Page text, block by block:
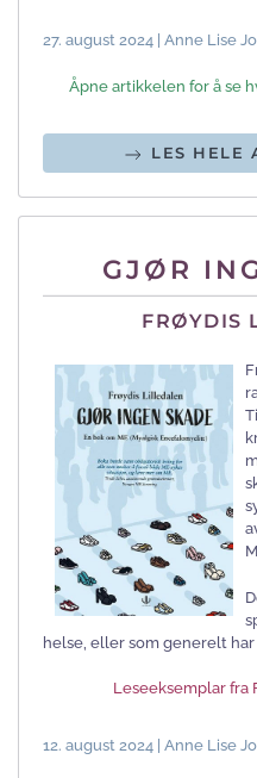
27. august 2024 | Anne Lise
Åpne artikkelen for å se
LES HELE
GJØR
FRØYDIS
helse, eller som generelt
Leseeksemplar fra
12. august 2024 | Anne Lise